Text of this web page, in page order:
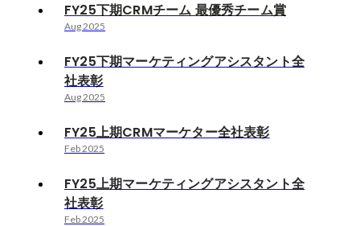
FY25下期CRMチーム 最優秀チーム賞
Aug 2025
FY25下期マーケティングアシスタント全
社表彰
Aug 2025
FY25上期CRMマーケター全社表彰
Feb 2025
FY25上期マーケティングアシスタント全
社表彰
Feb 2025